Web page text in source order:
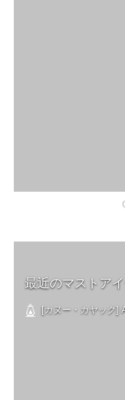
最近のマストア
[カヌー・カヤック]